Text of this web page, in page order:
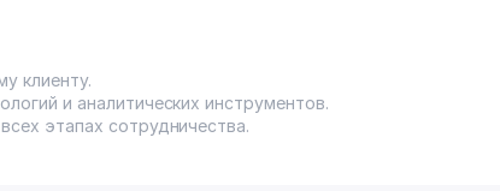
клиенту.
и аналитических инструментов.
этапах сотрудничества.